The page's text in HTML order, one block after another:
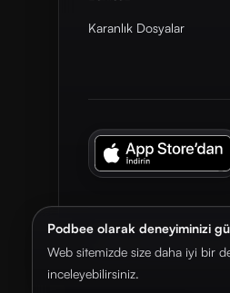
Podbee olarak deneyiminizi
Web sitemizde size daha iyi bir
inceleyebilirsiniz.
Karanlık Dosyalar
© 2026. Podbee Media. Tüm